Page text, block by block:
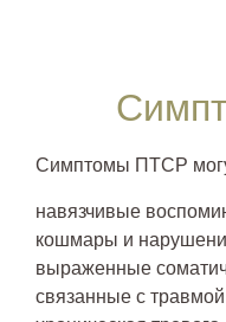
Симптомы ПТСР
навязчивые
кошмары и
выраженные
связанные с травмой